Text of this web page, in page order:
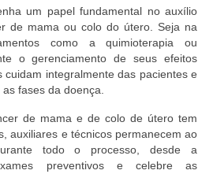
um papel fundamental no auxílio
de mama ou colo do útero. Seja na
como a quimioterapia ou
o gerenciamento de seus efeitos
cuidam integralmente das pacientes e
fases da doença.
de mama e de colo de útero tem
auxiliares e técnicos permanecem ao
todo o processo, desde a
preventivos e celebre as